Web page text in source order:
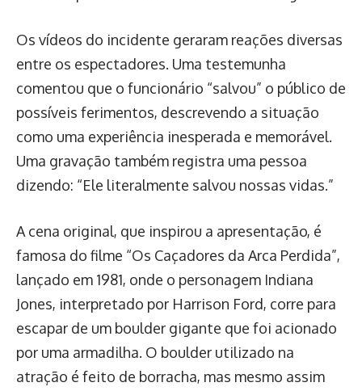
Os vídeos do incidente geraram reações diversas
entre os espectadores. Uma testemunha
comentou que o funcionário “salvou” o público de
possíveis ferimentos, descrevendo a situação
como uma experiência inesperada e memorável.
Uma gravação também registra uma pessoa
dizendo: “Ele literalmente salvou nossas vidas.”
A cena original, que inspirou a apresentação, é
famosa do filme “Os Caçadores da Arca Perdida”,
lançado em 1981, onde o personagem Indiana
Jones, interpretado por Harrison Ford, corre para
escapar de um boulder gigante que foi acionado
por uma armadilha. O boulder utilizado na
atração é feito de borracha, mas mesmo assim